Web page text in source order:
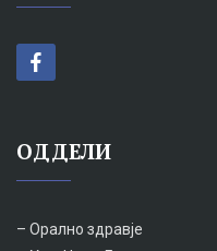
ОДДЕЛИ
– Орално здравје